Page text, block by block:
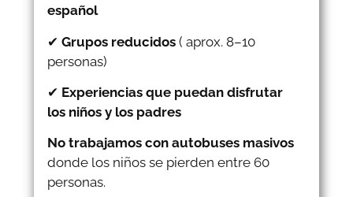
español
✔ Grupos reducidos ( aprox. 8–10
personas)
✔ Experiencias que puedan disfrutar
los niños y los padres
No trabajamos con autobuses masivos
donde los niños se pierden entre 60
personas.